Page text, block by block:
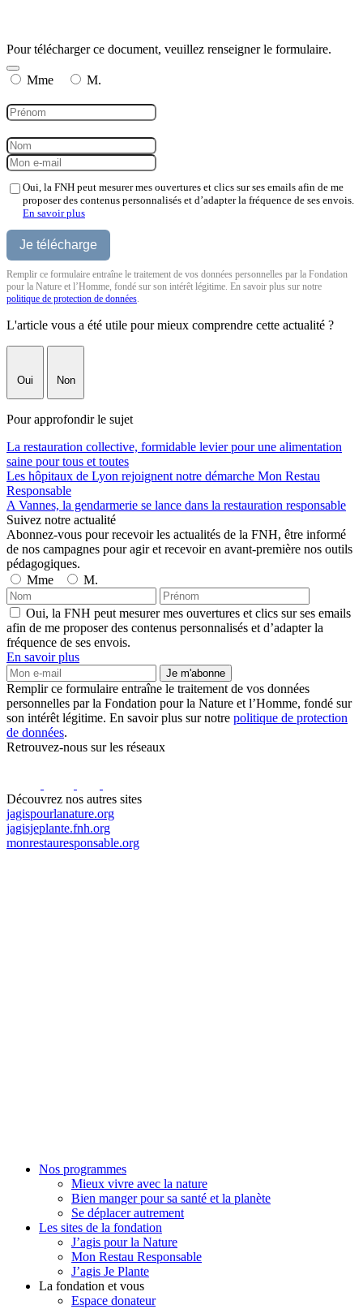
Pour télécharger ce document, veuillez renseigner le formulaire.
Mme M.
Oui, la FNH peut mesurer mes ouvertures et clics sur ses emails afin de me
proposer des contenus personnalisés et d’adapter la fréquence de ses envois.
En savoir plus
Remplir ce formulaire entraîne le traitement de vos données personnelles par la Fondation
pour la Nature et l’Homme, fondé sur son intérêt légitime. En savoir plus sur notre
politique de protection de données.
L'article vous a été utile pour mieux comprendre cette actualité ?
Oui Non
Pour approfondir le sujet
La restauration collective, formidable levier pour une alimentation
saine pour tous et toutes
Les hôpitaux de Lyon rejoignent notre démarche Mon Restau
Responsable
A Vannes, la gendarmerie se lance dans la restauration responsable
Suivez notre actualité
Abonnez-vous pour recevoir les actualités de la FNH, être informé
de nos campagnes pour agir et recevoir en avant-première nos outils
pédagogiques.
Mme
M.
Oui, la FNH peut mesurer mes ouvertures et clics sur ses emails
afin de me proposer des contenus personnalisés et d’adapter la
fréquence de ses envois.
En savoir plus
Je m'abonne
Remplir ce formulaire entraîne le traitement de vos données
personnelles par la Fondation pour la Nature et l’Homme, fondé sur
son intérêt légitime. En savoir plus sur notre politique de protection
de données.
Retrouvez-nous sur les réseaux
Découvrez nos autres sites
jagispourlanature.org
jagisjeplante.fnh.org
monrestauresponsable.org
Nos programmes
Mieux vivre avec la nature
Bien manger pour sa santé et la planète
Se déplacer autrement
Les sites de la fondation
J’agis pour la Nature
Mon Restau Responsable
J’agis Je Plante
La fondation et vous
Espace donateur